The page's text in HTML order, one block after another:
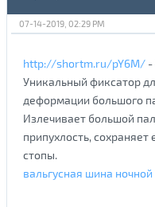
07-14-2019, 02:29 PM
http://shortm.ru/pY6M/-
Уникальный фиксатор
деформации большого
Излечивает большой
припухлость,
стопы.
вальгусная шина